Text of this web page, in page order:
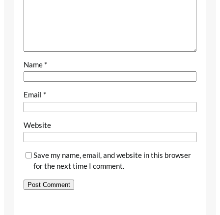
Name *
Email *
Website
Save my name, email, and website in this browser
for the next time I comment.